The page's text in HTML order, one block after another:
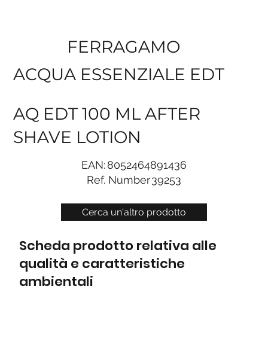
Cerca un'altro prodotto
FERRAGAMO
ACQUA ESSENZIALE EDT
AQ EDT 100 ML AFTER
SHAVE LOTION
EAN:8052464891436
Ref. Number39253
Scheda prodotto relativa alle
qualità e caratteristiche
ambientali